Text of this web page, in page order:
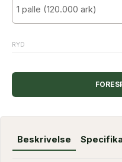
RYD
Beskrivelse